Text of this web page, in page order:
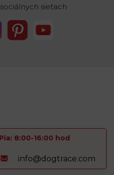
sieťach
8:00-16:00 hod
info@dogtrace.com